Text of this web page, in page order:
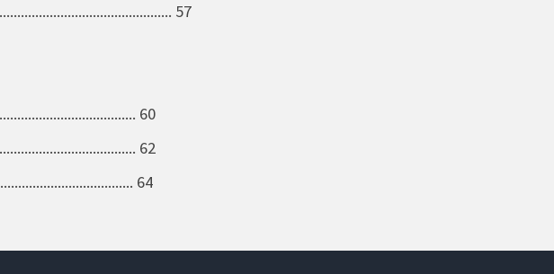
57
60
62
64